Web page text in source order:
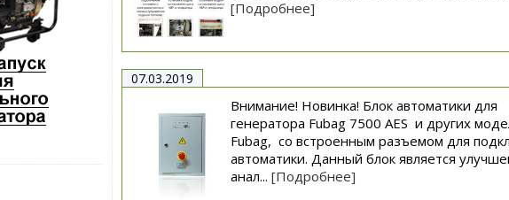
[Подробнее]
07.03.2019
Внимание! Новинка! Блок автоматики для
генератора Fubag 7500 AES и других
Fubag, со встроенным разъемом для
автоматики. Данный блок является
анал... [Подробнее]